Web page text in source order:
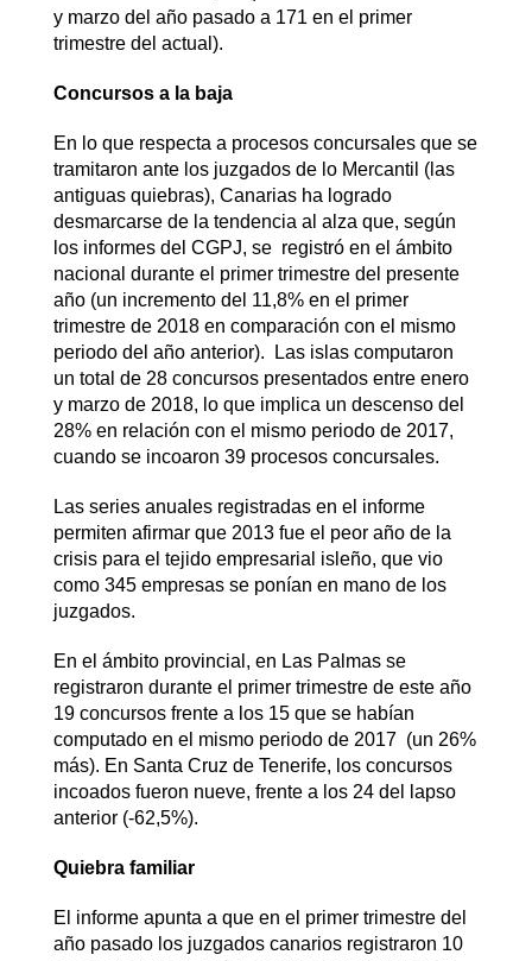
y marzo del año pasado a 171 en el primer
trimestre del actual).
Concursos a la baja
En lo que respecta a procesos concursales que se
tramitaron ante los juzgados de lo Mercantil (las
antiguas quiebras), Canarias ha logrado
desmarcarse de la tendencia al alza que, según
los informes del CGPJ, se registró en el ámbito
nacional durante el primer trimestre del presente
año (un incremento del 11,8% en el primer
trimestre de 2018 en comparación con el mismo
periodo del año anterior). Las islas computaron
un total de 28 concursos presentados entre enero
y marzo de 2018, lo que implica un descenso del
28% en relación con el mismo periodo de 2017,
cuando se incoaron 39 procesos concursales.
Las series anuales registradas en el informe
permiten afirmar que 2013 fue el peor año de la
crisis para el tejido empresarial isleño, que vio
como 345 empresas se ponían en mano de los
juzgados.
En el ámbito provincial, en Las Palmas se
registraron durante el primer trimestre de este año
19 concursos frente a los 15 que se habían
computado en el mismo periodo de 2017 (un 26%
más). En Santa Cruz de Tenerife, los concursos
incoados fueron nueve, frente a los 24 del lapso
anterior (-62,5%).
Quiebra familiar
El informe apunta a que en el primer trimestre del
año pasado los juzgados canarios registraron 10